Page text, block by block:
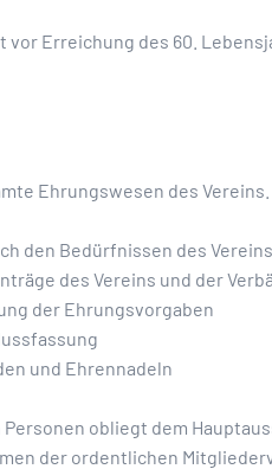
Erreichung des 60.
Ehrungswesen des
den Bedürfnissen des Vereins
des Vereins und der
der Ehrungsvorgaben
und Ehrennadeln
obliegt dem
der ordentlichen